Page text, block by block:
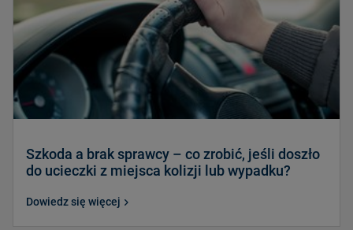
Szkoda a brak sprawcy – co zrobić, jeśli doszło
do ucieczki z miejsca kolizji lub wypadku?
Dowiedz się więcej